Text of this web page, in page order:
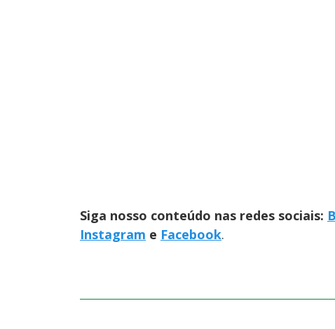
Siga nosso conteúdo nas redes sociais:
Instagram e Facebook.